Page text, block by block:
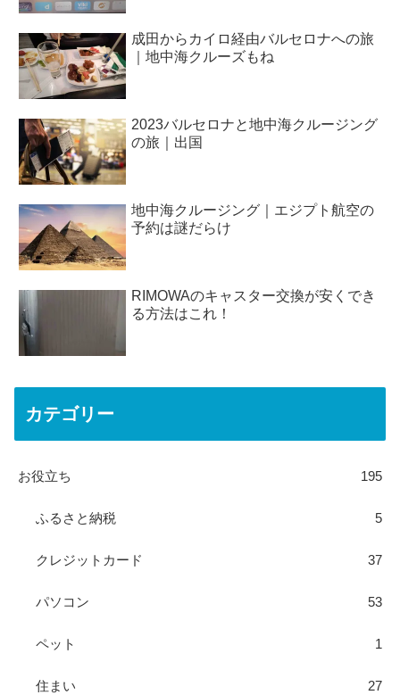
成田からカイロ経由バルセロナへの旅
｜地中海クルーズもね
2023バルセロナと地中海クルージング
の旅｜出国
地中海クルージング｜エジプト航空の
予約は謎だらけ
RIMOWAのキャスター交換が安くでき
る方法はこれ！
カテゴリー
お役立ち 195
ふるさと納税 5
クレジットカード 37
パソコン 53
ペット 1
住まい 27